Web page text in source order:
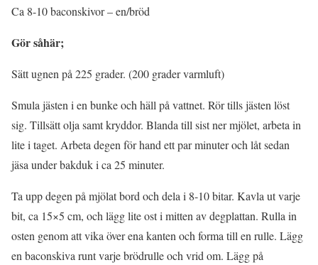
Ca 8-10 baconskivor – en/bröd
Gör såhär;
Sätt ugnen på 225 grader. (200 grader varmluft)
Smula jästen i en bunke och häll på vattnet. Rör tills jästen löst
sig. Tillsätt olja samt kryddor. Blanda till sist ner mjölet, arbeta in
lite i taget. Arbeta degen för hand ett par minuter och låt sedan
jäsa under bakduk i ca 25 minuter.
Ta upp degen på mjölat bord och dela i 8-10 bitar. Kavla ut varje
bit, ca 15×5 cm, och lägg lite ost i mitten av degplattan. Rulla in
osten genom att vika över ena kanten och forma till en rulle. Lägg
en baconskiva runt varje brödrulle och vrid om. Lägg på